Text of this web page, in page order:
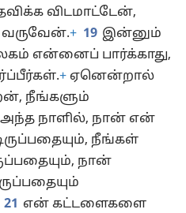
விடமாட்டேன்,
+ 19 இன்னும்
என்னைப் பார்க்காது,
+ ஏனென்றால்
நீங்களும்
அந்த நாளில், நான் என்
நீங்கள்
நான்
21 என் கட்டளைகளை